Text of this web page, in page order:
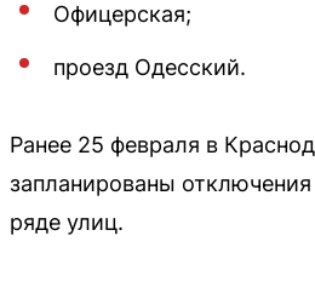
Офицерская;
проезд Одесский.
Ранее 25 февраля в
запланированы
ряде улиц.